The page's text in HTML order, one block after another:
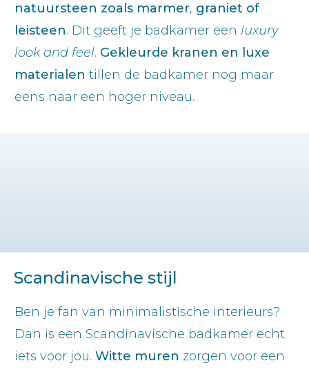
natuursteen zoals marmer, graniet of
leisteen. Dit geeft je badkamer een luxury
look and feel. Gekleurde kranen en luxe
materialen tillen de badkamer nog maar
eens naar een hoger niveau.
Scandinavische stijl
Ben je fan van minimalistische interieurs?
Dan is een Scandinavische badkamer echt
iets voor jou. Witte muren zorgen voor een